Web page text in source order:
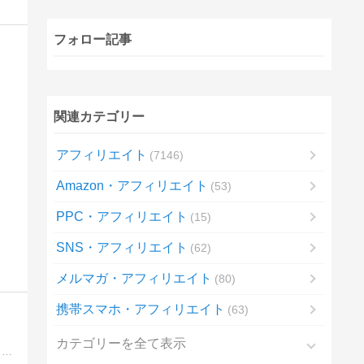
アフィリエイトやアドセンス、様々な転売など、その全てで結果を出してきた私だからこそ断言できる！あらゆるネットビジネスで何より結果が出せるノウハウを完全無料でプレゼントします。
フォロー記事
関連カテゴリー
アフィリエイト 7146
Amazon・アフィリエイト 53
PPC・アフィリエイト 15
SNS・アフィリエイト 62
メルマガ・アフィリエイト 80
携帯スマホ・アフィリエイト 63
カテゴリーを全て表示